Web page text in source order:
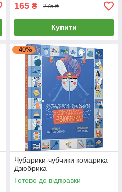
165 ₴ 275 ₴
Купити
–40%
Чубарики-чубчики комарика
Дзюбрика
Готово до відправки